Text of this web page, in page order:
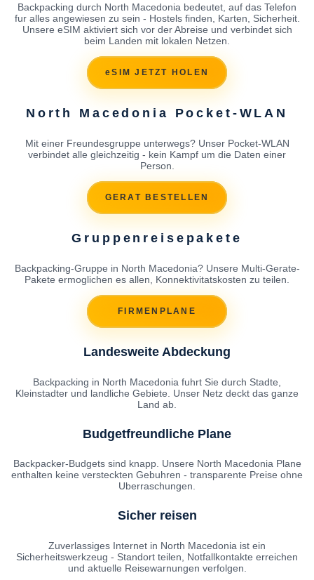
Backpacking durch North Macedonia bedeutet, auf das Telefon
fur alles angewiesen zu sein - Hostels finden, Karten, Sicherheit.
Unsere eSIM aktiviert sich vor der Abreise und verbindet sich
beim Landen mit lokalen Netzen.
eSIM JETZT HOLEN
North Macedonia Pocket-WLAN
Mit einer Freundesgruppe unterwegs? Unser Pocket-WLAN
verbindet alle gleichzeitig - kein Kampf um die Daten einer
Person.
GERAT BESTELLEN
Gruppenreisepakete
Backpacking-Gruppe in North Macedonia? Unsere Multi-Gerate-
Pakete ermoglichen es allen, Konnektivitatskosten zu teilen.
FIRMENPLANE
Landesweite Abdeckung
Backpacking in North Macedonia fuhrt Sie durch Stadte,
Kleinstadter und landliche Gebiete. Unser Netz deckt das ganze
Land ab.
Budgetfreundliche Plane
Backpacker-Budgets sind knapp. Unsere North Macedonia Plane
enthalten keine versteckten Gebuhren - transparente Preise ohne
Uberraschungen.
Sicher reisen
Zuverlassiges Internet in North Macedonia ist ein
Sicherheitswerkzeug - Standort teilen, Notfallkontakte erreichen
und aktuelle Reisewarnungen verfolgen.